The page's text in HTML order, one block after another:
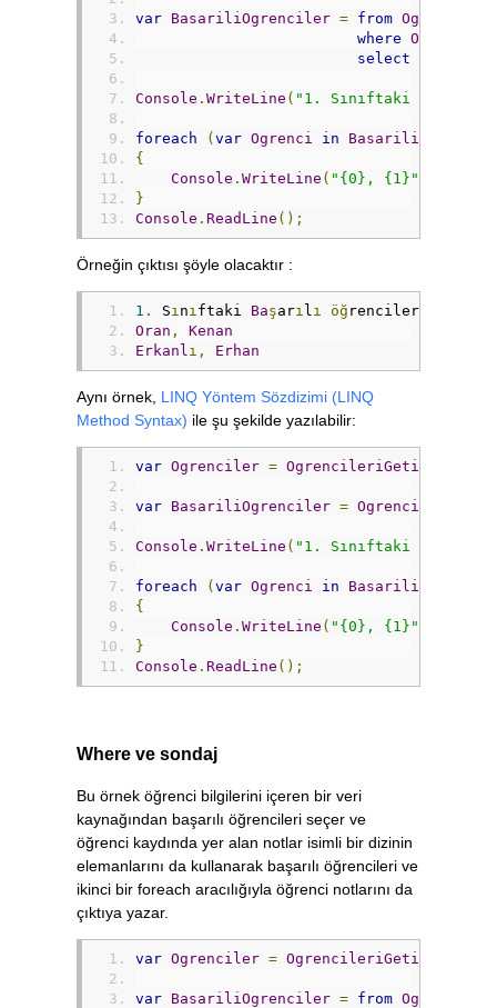
var BasariliOgrenciler = from Ogrenci
where Ogrenci
select
Console . WriteLine ( "1. Sınıftaki
foreach ( var Ogrenci in
{
Console . WriteLine ( "{0}, {1}"
}
Console . ReadLine ();
Örneğin çıktısı şöyle olacaktır :
1. Sı nı ftaki Başarı l ı öğ renciler
Oran ,
Kenan
Erkanl ı, Erhan
Aynı örnek, LINQ Yöntem Sözdizimi (LINQ
Method Syntax) ile şu şekilde yazılabilir:
var Ogrenciler = OgrencileriGetir
var BasariliOgrenciler = Ogrenciler
Console . WriteLine ( "1. Sınıftaki
foreach ( var Ogrenci in
{
Console . WriteLine ( "{0}, {1}"
}
Console . ReadLine ();
Where ve sondaj
Bu örnek öğrenci bilgilerini içeren bir veri
kaynağından başarılı öğrencileri seçer ve
öğrenci kaydında yer alan notlar isimli bir dizinin
elemanlarını da kullanarak başarılı öğrencileri ve
ikinci bir foreach aracılığıyla öğrenci notlarını da
çıktıya yazar.
var Ogrenciler = OgrencileriGetir
var BasariliOgrenciler = from Ogrenci